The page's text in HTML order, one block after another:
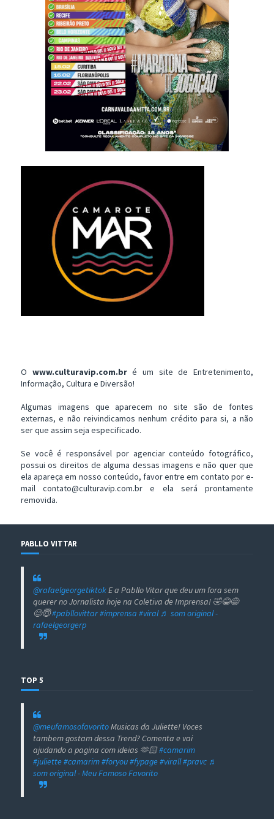
O www.culturavip.com.bré um site de Entretenimento,
Informação, Cultura e Diversão!
Algumas imagens que aparecem no site são de fontes
externas, e não reivindicamos nenhum crédito para si, a não
ser que assim seja especificado.
Se você é responsável por agenciar conteúdo fotográfico,
possui os direitos de alguma dessas imagens e não quer que
ela apareça em nosso conteúdo, favor entre em contato por e-
mail contato@culturavip.com.br e ela será prontamente
removida.
PABLLO VITTAR
@rafaelgeorgetiktokE a Pabllo Vitar que deu um fora sem
querer no Jornalista hoje na Coletiva de Imprensa! 🤣😂😅
😊😇#pabllovittar#imprensa #viral ♬ som original -
rafaelgeorgerp
TOP 5
@meufamosofavoritoMusicas da Juliette! Voces
tambem gostam dessa Trend? Comenta e vai
ajudando a pagina com ideias 🫶🏻#camarim
#juliette#camarim#foryou#fypage#virall#pravc ♬
som original - Meu Famoso Favorito